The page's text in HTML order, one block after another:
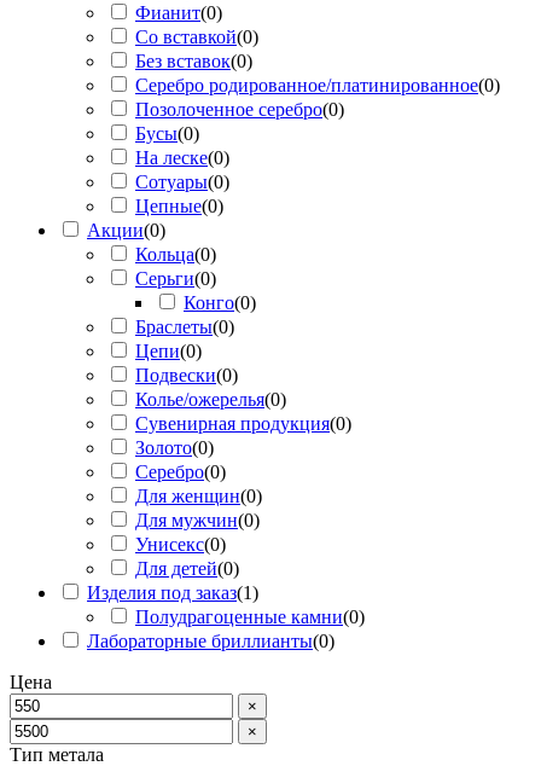
Фианит(0)
Со вставкой(0)
Без вставок(0)
Серебро родированное/платинированное(0)
Позолоченное серебро(0)
Бусы(0)
На леске(0)
Сотуары(0)
Цепные(0)
Акции(0)
Кольца(0)
Серьги(0)
Конго(0)
Браслеты(0)
Цепи(0)
Подвески(0)
Колье/ожерелья(0)
Сувенирная продукция(0)
Золото(0)
Серебро(0)
Для женщин(0)
Для мужчин(0)
Унисекс(0)
Для детей(0)
Изделия под заказ(1)
Полудрагоценные камни(0)
Лабораторные бриллианты(0)
Цена
×
×
Тип метала